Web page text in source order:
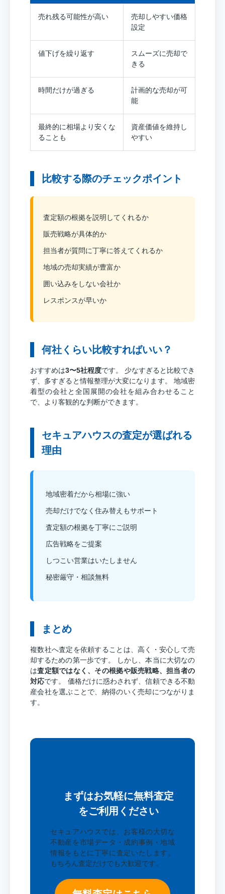
売れ残る可能性が高い
売却しやすい価格
設定
値下げを繰り返す
スムーズに売却で
きる
時間だけが過ぎる
計画的な売却が可
能
最終的に相場より安くな
ることも
資産価値を維持し
やすい
比較する際のチェックポイント
査定額の根拠を説明してくれるか
販売戦略が具体的か
担当者が質問に丁寧に答えてくれるか
地域の売却実績が豊富か
囲い込みをしない会社か
レスポンスが早いか
何社くらい比較すればいい？
おすすめは3〜5社程度です。 少なすぎると比較でき
ず、多すぎると情報整理が大変になります。 地域密
着型の会社と全国展開の会社を組み合わせること
で、より客観的な判断ができます。
セキュアハウスの査定が選ばれる
理由
地域密着だから相場に強い
売却だけでなく住み替えもサポート
査定額の根拠を丁寧にご説明
広告戦略をご提案
しつこい営業はいたしません
秘密厳守・相談無料
まとめ
複数社へ査定を依頼することは、高く・安心して売
却するための第一歩です。 しかし、本当に大切なの
は査定額ではなく、その根拠や販売戦略、担当者の
対応です。 価格だけに惑わされず、信頼できる不動
産会社を選ぶことで、納得のいく売却につながりま
す。
まずはお気軽に無料査定
をご利用ください
セキュアハウスでは、お客様の大切な
不動産を市場データ・成約事例・地域
情報をもとに丁寧に査定いたします。
もちろん査定だけでも大歓迎です。